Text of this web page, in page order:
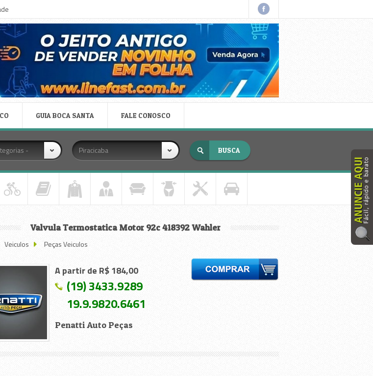
GUIA BOCA SANTA FALE CONOSCO
- Piracicaba
Valvula Termostatica Motor 92c 418392 Wahler
Veiculos Peças Veiculos
A partir de R$ 184,00
(19) 3433.9289
19.9.9820.6461
Penatti Auto Peças